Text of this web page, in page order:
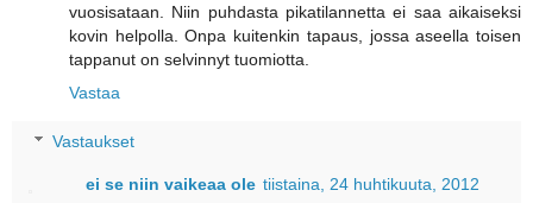
vuosisataan. Niin puhdasta pikatilannetta ei saa aikaiseksi
kovin helpolla. Onpa kuitenkin tapaus, jossa aseella toisen
tappanut on selvinnyt tuomiotta.
Vastaa
Vastaukset
ei se niin vaikeaa ole tiistaina, 24 huhtikuuta, 2012